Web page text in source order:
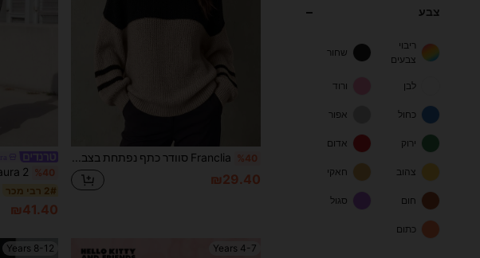
צבע
ריבוי
צבעים
שחור
לבן ורוד
כחול אפור
ירוק אדום
צהוב חאקי
חום סגול
כתום
%40
₪29.40
%40
2# רבי מכר
₪41.40
4-7 Years
8-12 Years